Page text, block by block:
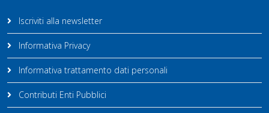
Iscriviti alla newsletter
Informativa Privacy
Informativa trattamento dati personali
Contributi Enti Pubblici